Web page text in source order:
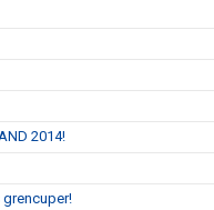
2014!
grencuper!